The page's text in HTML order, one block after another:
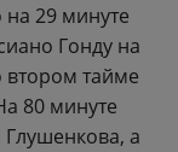
на 29 минуте
Гонду на
втором тайме
80 минуте
а